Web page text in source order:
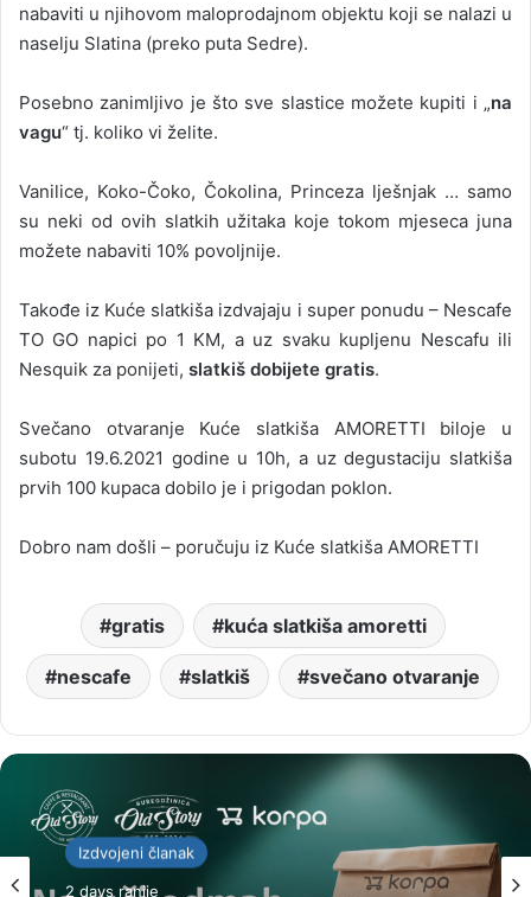
nabaviti u njihovom maloprodajnom objektu koji se nalazi u
naselju Slatina (preko puta Sedre).
Posebno zanimljivo je što sve slastice možete kupiti i „na
vagu“ tj. koliko vi želite.
Vanilice, Koko-Čoko, Čokolina, Princeza lješnjak … samo
su neki od ovih slatkih užitaka koje tokom mjeseca juna
možete nabaviti 10% povoljnije.
Takođe iz Kuće slatkiša izdvajaju i super ponudu – Nescafe
TO GO napici po 1 KM, a uz svaku kupljenu Nescafu ili
Nesquik za ponijeti, slatkiš dobijete gratis.
Svečano otvaranje Kuće slatkiša AMORETTI biloje u
subotu 19.6.2021 godine u 10h, a uz degustaciju slatkiša
prvih 100 kupaca dobilo je i prigodan poklon.
Dobro nam došli – poručuju iz Kuće slatkiša AMORETTI
gratis kuća slatkiša amoretti
nescafe slatkiš svečano otvaranje
Izdvojeni članak
2 days ranije